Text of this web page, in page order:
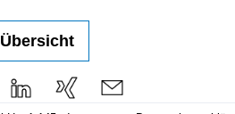
Übersicht